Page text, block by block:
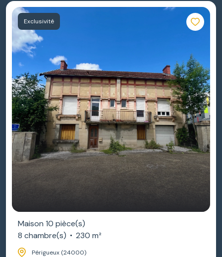
Exclusivité
Maison 10 pièce(s)
8 chambre(s)
230 m²
Périgueux (24000)